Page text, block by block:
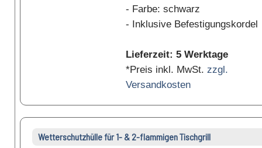
- Farbe: schwarz
- Inklusive Befestigungskordel
Lieferzeit: 5 Werktage
*Preis inkl. MwSt. zzgl.
Versandkosten
Wetterschutzhülle für 1- & 2-flammigen Tischgrill